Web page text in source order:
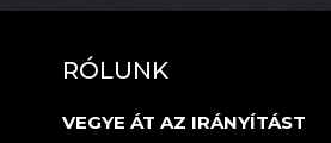
RÓLUNK
VEGYE ÁT AZ IRÁNYÍTÁST